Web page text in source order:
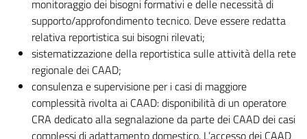
monitoraggio dei bisogni formativi e delle necessità di
supporto/approfondimento tecnico. Deve essere redatta
relativa reportistica sui bisogni rilevati;
sistematizzazione della reportistica sulle attività della rete
regionale dei CAAD;
consulenza e supervisione per i casi di maggiore
complessità rivolta ai CAAD: disponibilità di un operatore
CRA dedicato alla segnalazione da parte dei CAAD dei casi